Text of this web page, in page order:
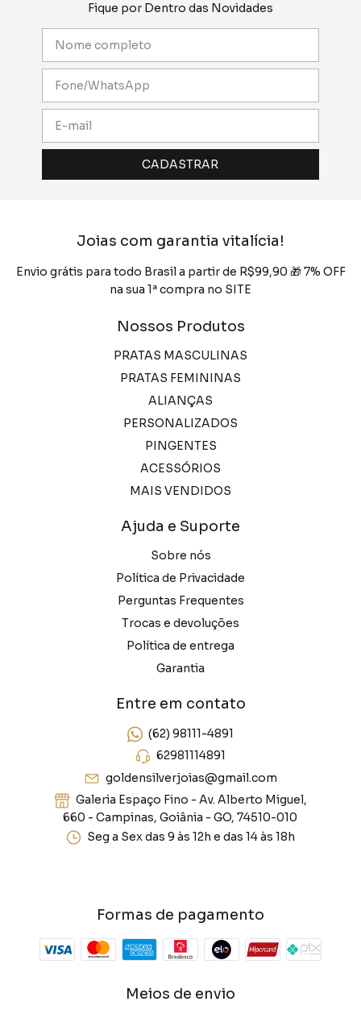
Fique por Dentro das Novidades
Joias com garantia vitalícia!
Envio grátis para todo Brasil a partir de R$99,90 🎁 7% OFF
na sua 1ª compra no SITE
Nossos Produtos
PRATAS MASCULINAS
PRATAS FEMININAS
ALIANÇAS
PERSONALIZADOS
PINGENTES
ACESSÓRIOS
MAIS VENDIDOS
Ajuda e Suporte
Sobre nós
Política de Privacidade
Perguntas Frequentes
Trocas e devoluções
Política de entrega
Garantia
Entre em contato
(62) 98111-4891
62981114891
goldensilverjoias@gmail.com
Galeria Espaço Fino - Av. Alberto Miguel,
660 - Campinas, Goiânia - GO, 74510-010
Seg a Sex das 9 às 12h e das 14 às 18h
Formas de pagamento
Meios de envio